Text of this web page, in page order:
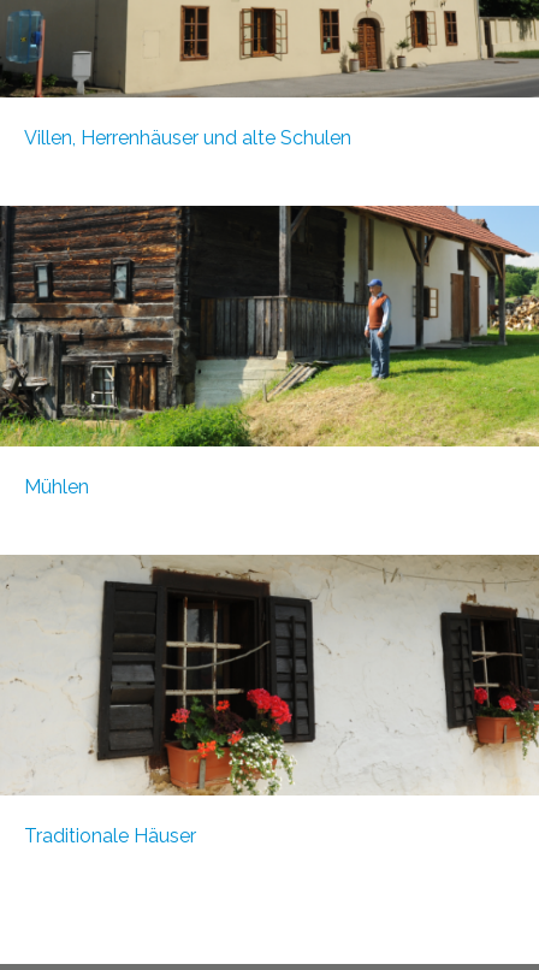
Villen, Herrenhäuser und alte Schulen
Mühlen
Traditionale Häuser